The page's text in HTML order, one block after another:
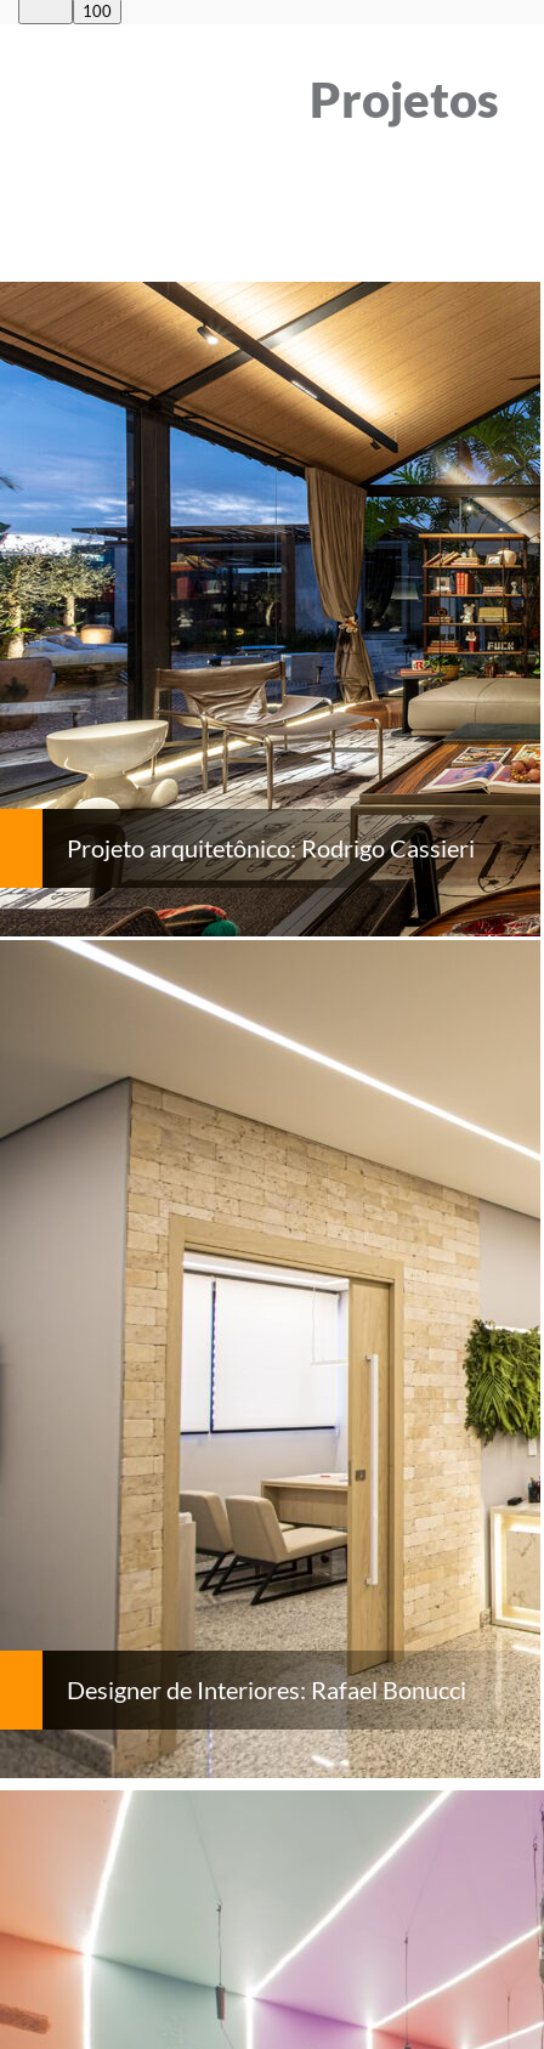
100
Projetos
Projeto arquitetônico: Rodrigo Cassieri
Designer de Interiores: Rafael Bonucci